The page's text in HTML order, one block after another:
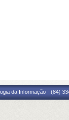
da Informação - (84)